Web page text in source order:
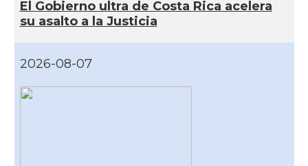
El Gobierno ultra de Costa Rica acelera
su asalto a la Justicia
2026-08-07